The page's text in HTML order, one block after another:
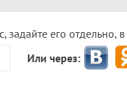
задайте его отдельно, в
Или через: